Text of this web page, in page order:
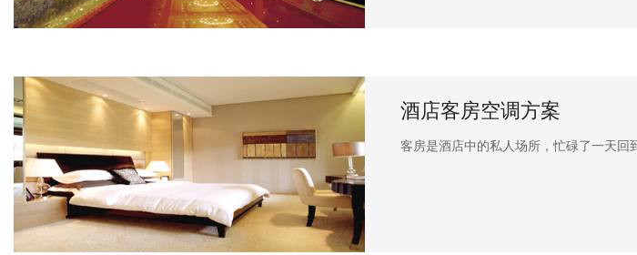
酒店客房空调方案
客房是酒店中的私人场所，忙碌了一天